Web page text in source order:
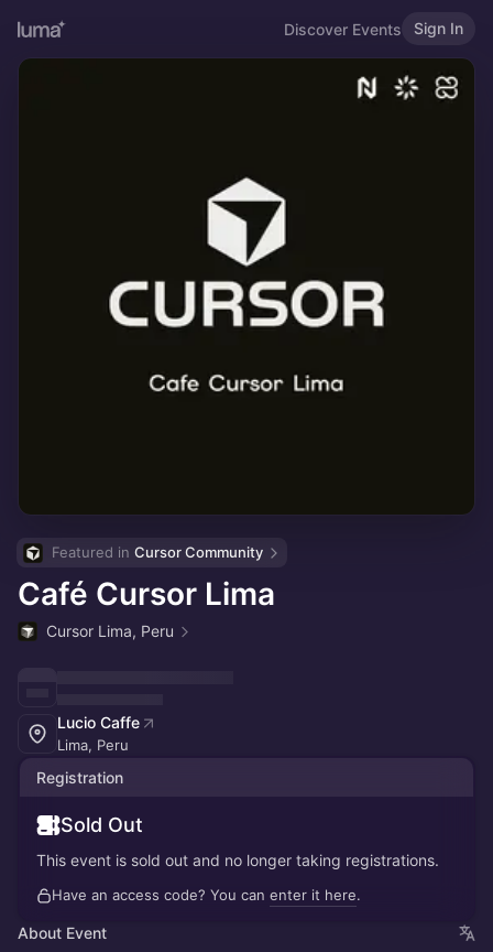
Discover Events Sign In
Featured in Cursor Community
Café Cursor Lima
Cursor Lima, Peru
Lucio Caffe
Lima, Peru
Registration
Sold Out
This event is sold out and no longer taking registrations.
Have an access code? You can enter it here.
About Event